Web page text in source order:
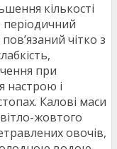
кількості
чітко з
при
настрою і
Калові маси
жовтого
овочів,